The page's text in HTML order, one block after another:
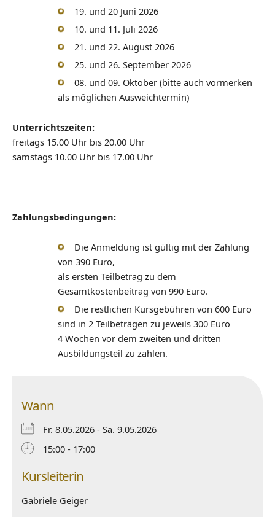
19. und 20 Juni 2026
10. und 11. Juli 2026
21. und 22. August 2026
25. und 26. September 2026
08. und 09. Oktober (bitte auch vormerken
als möglichen Ausweichtermin)
Unterrichtszeiten:
freitags 15.00 Uhr bis 20.00 Uhr
samstags 10.00 Uhr bis 17.00 Uhr
Zahlungsbedingungen:
Die Anmeldung ist gültig mit der Zahlung
von 390 Euro,
als ersten Teilbetrag zu dem
Gesamtkostenbeitrag von 990 Euro.
Die restlichen Kursgebühren von 600 Euro
sind in 2 Teilbeträgen zu jeweils 300 Euro
4 Wochen vor dem zweiten und dritten
Ausbildungsteil zu zahlen.
Wann
Fr. 8.05.2026 - Sa. 9.05.2026
15:00 - 17:00
Kursleiterin
Gabriele Geiger